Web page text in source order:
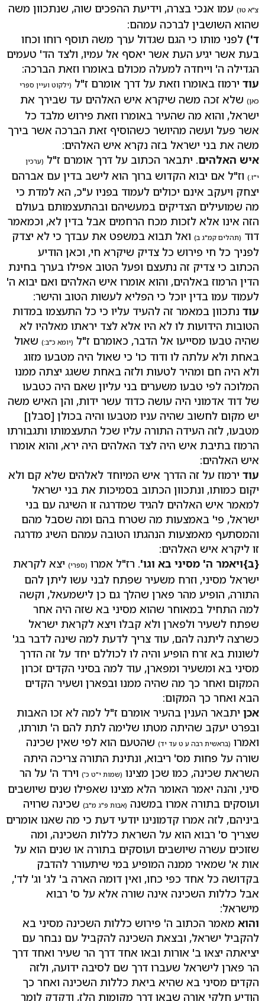
צ"א טו) עמו אנכי בצרה, וידיעת ההפכים שוה, שנתכוון משה
שהוא השושבין לברכה עמהם:
ד') לפני מותו כי הגם שגדול ערך משה תוסף רוחו וכחו
בעת אשר יגיע העת אשר יאסף אל עמיו, ולצד הד' טעמים
הגדילה ה' וייחדה למעלה מכולם באומרו וזאת הברכה:
עוד ירמוז באומרו וזאת על דרך אומרם ז"ל (ילקוט ועיין ספרי
כאן) שלא זכה משה שיקרא איש האלהים עד שבירך את
ישראל, והוא מה שהעיר באומרו וזאת פירוש מלבד כל
אשר פעל ועשה מהיושר כשהוסיף זאת הברכה אשר בירך
משה את בני ישראל בזה נקרא איש האלהים:
איש האלהים. יתבאר הכתוב על דרך אומרם ז"ל (ערכין
י"ז.) וז"ל אם יבוא הקדוש ברוך הוא לישב בדין עם אברהם
יצחק ויעקב אינם יכולים לעמוד בפניו ע"כ, הא למדת כי
מה שמועילים הצדיקים במעשיהם ובהתעצמותם בעולם
הזה אינו אלא לזכות מכח הרחמים אבל בדין לא, וכמאמר
דוד (תהלים קמ"ג ב) ואל תבוא במשפט את עבדך כי לא יצדק
לפניך כל חי פירוש כל צדיק שיקרא חי, וכאן הודיע
הכתוב כי צדיק זה נתעצם ופעל הטוב אפילו בערך בחינת
הדין הרמוז באלהים, והוא אומרו איש האלהים ואם יבוא ה'
לעמוד עמו בדין יוכל כי הפליא לעשות הטוב והישר:
עוד נתכוון במאמר זה להעיד עליו כי כל התעצמו במדות
הטובות הידועות לו לא היו אלא לצד יראתו מאלהיו לא
שהיה טבעו מסייעו אל הדבר, כאומרם ז"ל (יומא כ"ב:) שאול
באחת ולא עלתה לו ודוד כו' כי שאול היה מטבעו מזוג
ולא היה חם ומהיר לטעות ולזה באחת ששגג יצתה ממנו
המלוכה לפי טבעו משערים בני עליון שאם היה כטבעו
של דוד אדמוני היה עושה כדוד עשר ידות, והן האיש משה
יש מקום לחשוב שהיה עניו מטבעו והיה בכולן [סבלן]
מטבעו, לזה העידה התורה עליו שכל התעצמותו ותגבורתו
הרמוז בתיבת איש היה לצד האלהים היה ירא, והוא אומרו
איש האלהים:
עוד ירמוז על זה הדרך איש המיוחד לאלהים שלא קם ולא
יקום כמותו, ונתכוון הכתוב בסמיכות את בני ישראל
למאמר איש האלהים להגיד שמדרגה זו השיגה עם בני
ישראל, פי' באמצעות מה שטרח בהם ומה שסבל מהם
והמסתעף מאמצעות הנהגתו הטובה עמהם השיג מדרגה
זו ליקרא איש האלהים:
{ב}ויאמר ה' מסיני בא וגו'. רז"ל אמרו (ספרי) יצא לקראת
ישראל מסיני, וזרח משעיר שפתח לבני עשו ליתן להם
התורה, הופיע מהר פארן שהלך גם כן לישמעאל, וקשה
למה התחיל במאוחר שהוא מסיני בא שזה היה אחר
שפתח לשעיר ולפארן ולא קבלו ויצא לקראת ישראל
כשרצה ליתנה להם, עוד צריך לדעת למה שינה לדבר בג'
לשונות בא זרח הופיע והיה לו לכוללם יחד על זה הדרך
מסיני בא ומשעיר ומפארן, עוד למה בסיני הקדים זכרון
המקום ואחר כך מה שהיה ממנו ובפארן ושעיר הקדים
הבא ואחר כך המקום:
אכן יתבאר הענין בהעיר אומרם ז"ל למה לא זכו האבות
ובפרט יעקב שהיתה מטתו שלימה לתת להם ה' תורתו,
ואמרו (בראשית רבה ע ט עד יד) שהטעם הוא לפי שאין שכינה
שורה על פחות מס' ריבוא, ונתינת התורה צריכה היתה
השראת שכינה, כמו שכן מצינו (שמות י"ט כ') וירד ה' על הר
סיני, והנה יאמר האומר הלא מצינו שאפילו שנים שיושבים
ועוסקים בתורה אמרו במשנה (אבות פ"ג מ"ב) שכינה שרויה
ביניהם, לזה אמרו קדמונינו יודעי דעת כי מה שאנו אומרים
שצריך ס' רבוא הוא על השראת כללות השכינה, ומה
שזוכים עשרה שיושבים ועוסקים בתורה או שנים הוא על
אות א' שמאיר ממנה המופיע במי שיתעורר להדבק
בקדושה כל אחד כפי כחו, ואין דומה הארה ב' לג' וג' לד',
אבל כללות השכינה אינה שורה אלא על ס' רבוא
מישראל:
והוא מאמר הכתוב ה' פירוש כללות השכינה מסיני בא
להקביל ישראל, ובצאת השכינה להקביל עם נבחר עם
יציאתה יצאו ב' אורות ובאו אחד דרך הר שעיר ואחד דרך
הר פארן לישראל שעברו דרך שם לסיבה ידועה, ולזה
הקדים מסיני בא שהיא ביאת כללות השכינה ואחר כך
הודיע חלקי אורה שבאו דרך מקומות הלז, ודקדק לומר